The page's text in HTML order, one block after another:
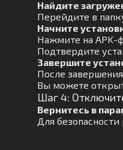
Найдите
Перейдите в
Начните
Нажмите на APK-
Подтвердите
Завершите
После
Вы можете
Шаг 4:
Вернитесь в
Для